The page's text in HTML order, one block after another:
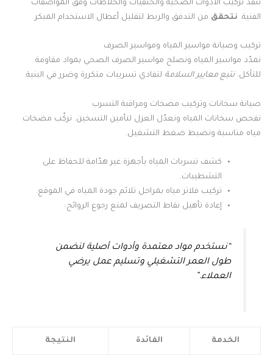
ننفّذ تركيب الأدوات الصحية والحنفيات والخلاطات وفق المواصفات
الفنية. نتحقق من التدفق والربط لتقليل أعطال الاستخدام المبكر.
تركيب وصيانة مواسير المياه ومواسير الصرف
نمدّد مواسير المياه ونصلح مواسير الصرف الصحي بمواد مقاومة
للتآكل.نتبع معايير السلامة لتفادي تسريبات متكررة وضرر في البنية.
صيانة سخانات وتركيب مضخات ومراقبة التسرب
نفحص سخانات المياه ونعدّل العزل لتأمين التسخين. نركّب مضخات
مياه مناسبة ونضبط ضغط التشغيل.
كشف تسربات المياه بأجهزة غير هدّامة للحفاظ على
التشطيبات.
تركيب فلاتر مياه بمراحل تلائم جودة المياه في الموقع.
إعادة تأهيل نقاط التصريف لمنع رجوع الروائح.
“نستخدم مواد معتمدة وأدوات أصلية لنضمن
طول العمر التشغيلي وتسليم عمل يرضي
العملاء.”
الخدمة الفائدة النتيجة